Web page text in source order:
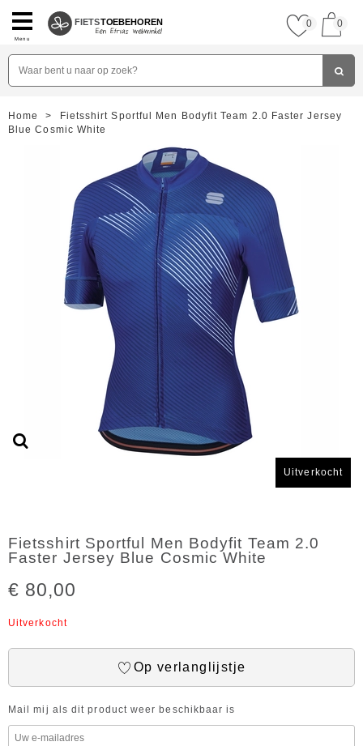
Menu
FIETSTOEBEHOREN 0 0
Home >
Fietsshirt Sportful Men Bodyfit Team 2.0 Faster Jersey
Blue Cosmic White
Uitverkocht
Fietsshirt Sportful Men Bodyfit Team 2.0
Faster Jersey Blue Cosmic White
€ 80,00
Uitverkocht
Op verlanglijstje
Mail mij als dit product weer beschikbaar is